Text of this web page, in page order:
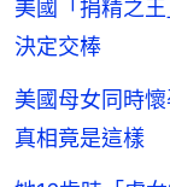
美國「捐精之
決定交棒
美國母女同時
真相竟是這樣